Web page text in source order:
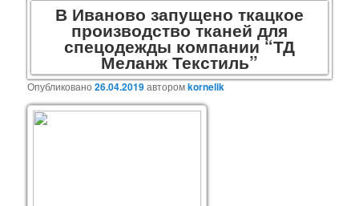
В Иваново запущено ткацкое
производство тканей для
спецодежды компании “ТД
Меланж Текстиль”
Опубликовано26.04.2019авторомkornelik